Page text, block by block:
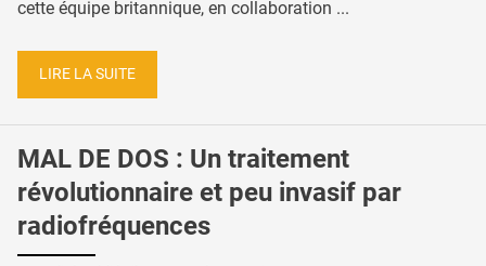
cette équipe britannique, en collaboration ...
LIRE LA SUITE
MAL DE DOS : Un traitement
révolutionnaire et peu invasif par
radiofréquences